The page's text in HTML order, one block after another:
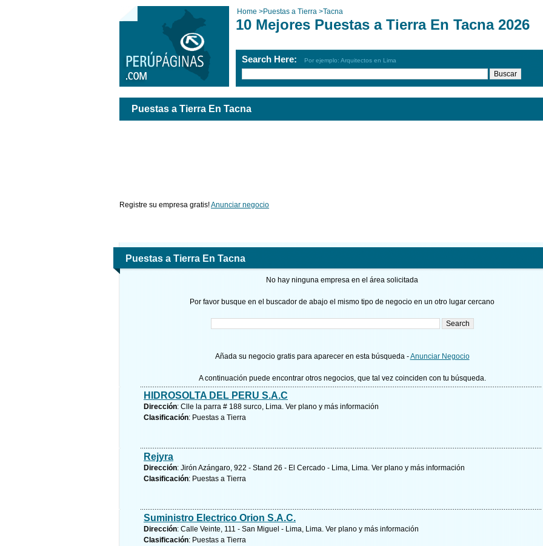
Home >Puestas a Tierra >Tacna
10 Mejores Puestas a Tierra En Tacna 2026
Search Here: Por ejemplo: Arquitectos en Lima
Puestas a Tierra En Tacna
Registre su empresa gratis!Anunciar negocio
Puestas a Tierra En Tacna
No hay ninguna empresa en el área solicitada
Por favor busque en el buscador de abajo el mismo tipo de negocio en un otro lugar cercano
Añada su negocio gratis para aparecer en esta búsqueda -Anunciar Negocio
A continuación puede encontrar otros negocios, que tal vez coinciden con tu búsqueda.
HIDROSOLTA DEL PERU S.A.C
Dirección: Clle la parra # 188 surco, Lima. Ver plano y más información
Clasificación: Puestas a Tierra
Rejyra
Dirección: Jirón Azángaro, 922 - Stand 26 - El Cercado - Lima, Lima. Ver plano y más información
Clasificación: Puestas a Tierra
Suministro Electrico Orion S.A.C.
Dirección: Calle Veinte, 111 - San Miguel - Lima, Lima. Ver plano y más información
Clasificación: Puestas a Tierra